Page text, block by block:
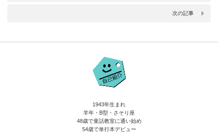
次の記事
1943年生まれ
羊年・B型・さそり座
48歳で童話教室に通い始め
54歳で単行本デビュー